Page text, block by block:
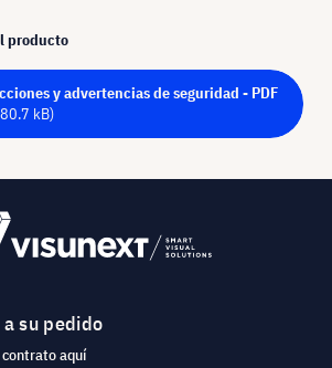
producto
y advertencias de seguridad - PDF
kB)
su pedido
aquí